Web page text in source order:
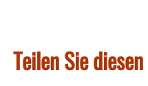
Teilen Sie